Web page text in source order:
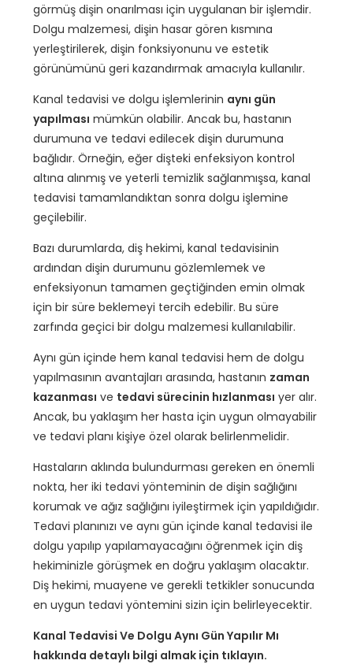
görmüş dişin onarılması için uygulanan bir işlemdir.
Dolgu malzemesi, dişin hasar gören kısmına
yerleştirilerek, dişin fonksiyonunu ve estetik
görünümünü geri kazandırmak amacıyla kullanılır.
Kanal tedavisi ve dolgu işlemlerinin aynı gün
yapılması mümkün olabilir. Ancak bu, hastanın
durumuna ve tedavi edilecek dişin durumuna
bağlıdır. Örneğin, eğer dişteki enfeksiyon kontrol
altına alınmış ve yeterli temizlik sağlanmışsa, kanal
tedavisi tamamlandıktan sonra dolgu işlemine
geçilebilir.
Bazı durumlarda, diş hekimi, kanal tedavisinin
ardından dişin durumunu gözlemlemek ve
enfeksiyonun tamamen geçtiğinden emin olmak
için bir süre beklemeyi tercih edebilir. Bu süre
zarfında geçici bir dolgu malzemesi kullanılabilir.
Aynı gün içinde hem kanal tedavisi hem de dolgu
yapılmasının avantajları arasında, hastanın zaman
kazanması ve tedavi sürecinin hızlanması yer alır.
Ancak, bu yaklaşım her hasta için uygun olmayabilir
ve tedavi planı kişiye özel olarak belirlenmelidir.
Hastaların aklında bulundurması gereken en önemli
nokta, her iki tedavi yönteminin de dişin sağlığını
korumak ve ağız sağlığını iyileştirmek için yapıldığıdır.
Tedavi planınızı ve aynı gün içinde kanal tedavisi ile
dolgu yapılıp yapılamayacağını öğrenmek için diş
hekiminizle görüşmek en doğru yaklaşım olacaktır.
Diş hekimi, muayene ve gerekli tetkikler sonucunda
en uygun tedavi yöntemini sizin için belirleyecektir.
Kanal Tedavisi Ve Dolgu Aynı Gün Yapılır Mı
hakkında detaylı bilgi almak için tıklayın.